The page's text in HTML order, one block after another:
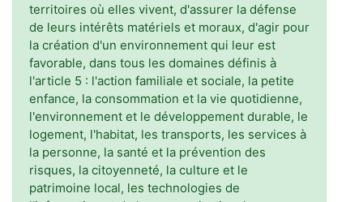
territoires où elles vivent, d'assurer la défense
de leurs intérêts matériels et moraux, d'agir pour
la création d'un environnement qui leur est
favorable, dans tous les domaines définis à
l'article 5 : l'action familiale et sociale, la petite
enfance, la consommation et la vie quotidienne,
l'environnement et le développement durable, le
logement, l'habitat, les transports, les services à
la personne, la santé et la prévention des
risques, la citoyenneté, la culture et le
patrimoine local, les technologies de